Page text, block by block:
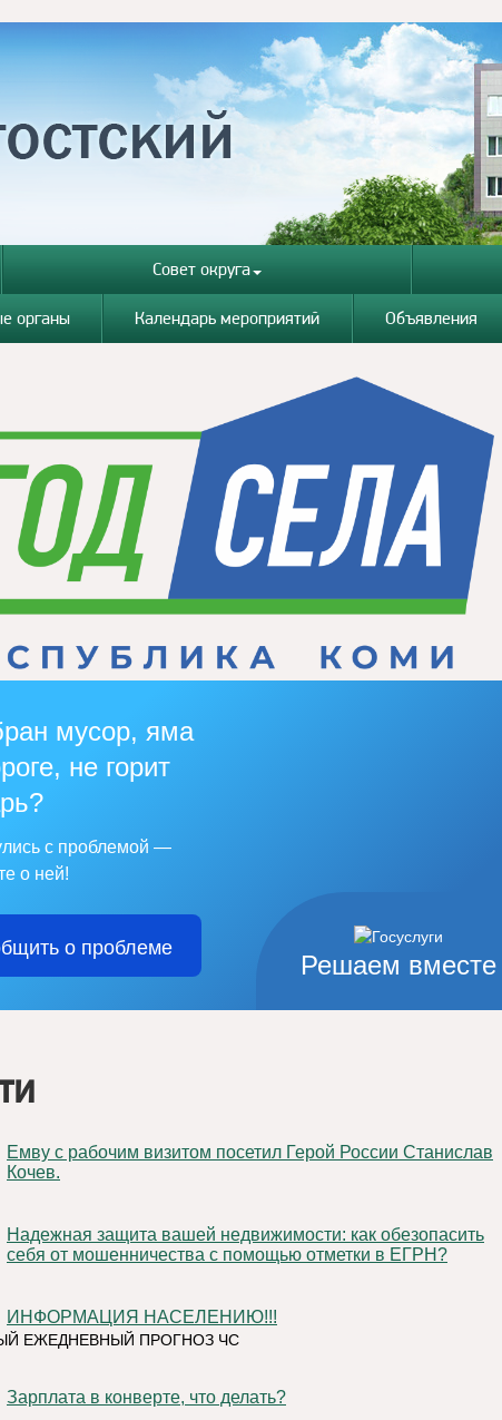
Совет округа
органы Календарь мероприятий Объявления
Решаем вместе
мусор, яма
не горит
с проблемой —
о ней!
о проблеме
Емву с рабочим визитом посетил Герой России Станислав
Кочев.
Надежная защита вашей недвижимости: как обезопасить
себя от мошенничества с помощью отметки в ЕГРН?
ИНФОРМАЦИЯ НАСЕЛЕНИЮ!!!
ЕЖЕДНЕВНЫЙ ПРОГНОЗ ЧС
Зарплата в конверте, что делать?